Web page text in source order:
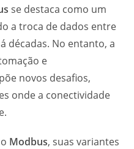
se destaca como um
a troca de dados entre
décadas. No entanto, a
e
novos desafios,
onde a conectividade
Modbus, suas variantes